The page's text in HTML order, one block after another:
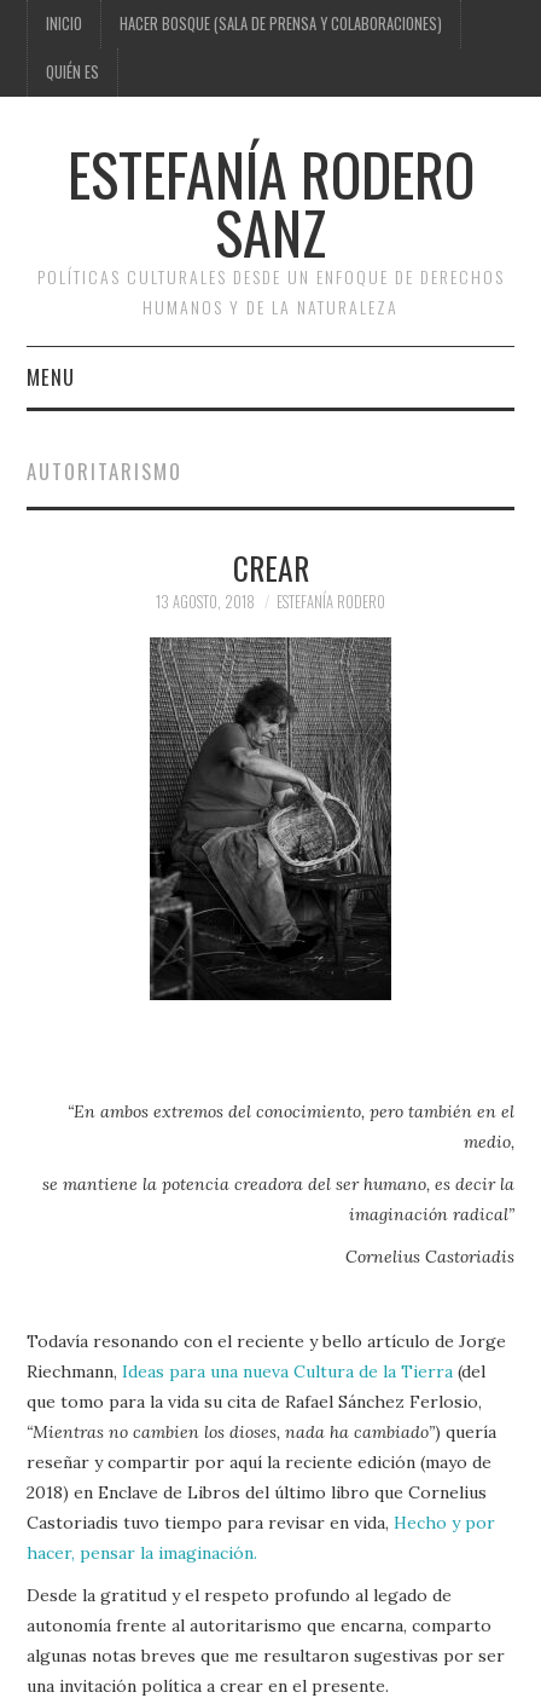
INICIO HACER BOSQUE (SALA DE PRENSA Y COLABORACIONES)
QUIÉN ES
ESTEFANÍA RODERO
SANZ
POLÍTICAS CULTURALES DESDE UN ENFOQUE DE DERECHOS
HUMANOS Y DE LA NATURALEZA
MENU
HACER BOSQUE (SALA DE
AUTORITARISMO
CREAR
13 AGOSTO, 2018 ESTEFANÍA RODERO
“En ambos extremos del conocimiento, pero también en el
medio,
se mantiene la potencia creadora del ser humano, es decir la
imaginación radical”
Cornelius Castoriadis
Todavía resonando con el reciente y bello artículo de Jorge
Riechmann,Ideas para una nueva Cultura de la Tierra (del
que tomo para la vida su cita de Rafael Sánchez Ferlosio,
“Mientras no cambien los dioses, nada ha cambiado”) quería
reseñar y compartir por aquí la reciente edición (mayo de
2018) en Enclave de Libros del último libro que Cornelius
Castoriadis tuvo tiempo para revisar en vida,Hecho y por
hacer, pensar la imaginación.
Desde la gratitud y el respeto profundo al legado de
autonomía frente al autoritarismo que encarna, comparto
algunas notas breves que me resultaron sugestivas por ser
una invitación política a crear en el presente.